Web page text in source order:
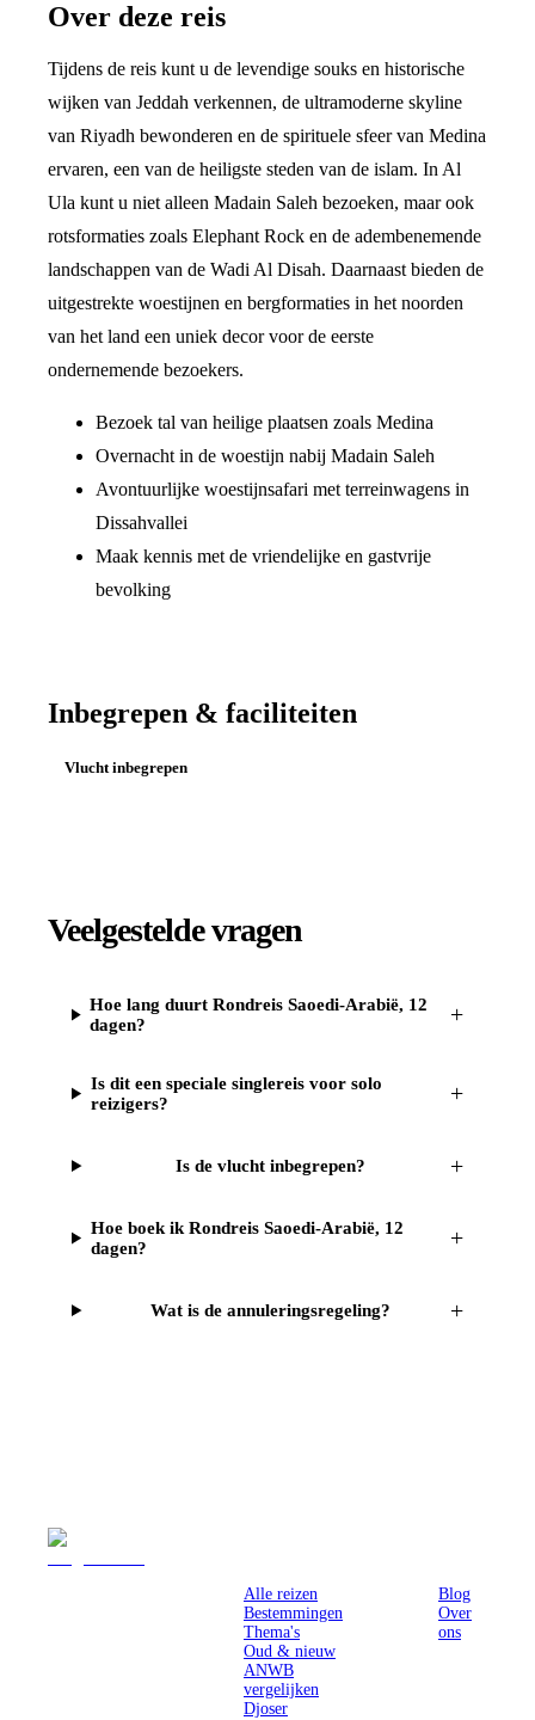
Over deze reis
Tijdens de reis kunt u de levendige souks en historische
wijken van Jeddah verkennen, de ultramoderne skyline
van Riyadh bewonderen en de spirituele sfeer van Medina
ervaren, een van de heiligste steden van de islam. In Al
Ula kunt u niet alleen Madain Saleh bezoeken, maar ook
rotsformaties zoals Elephant Rock en de adembenemende
landschappen van de Wadi Al Disah. Daarnaast bieden de
uitgestrekte woestijnen en bergformaties in het noorden
van het land een uniek decor voor de eerste
ondernemende bezoekers.
Bezoek tal van heilige plaatsen zoals Medina
Overnacht in de woestijn nabij Madain Saleh
Avontuurlijke woestijnsafari met terreinwagens in
Dissahvallei
Maak kennis met de vriendelijke en gastvrije
bevolking
Inbegrepen & faciliteiten
Vlucht inbegrepen
Veelgestelde vragen
Hoe lang duurt Rondreis Saoedi-Arabië, 12
dagen?
+
Is dit een speciale singlereis voor solo
reizigers?
+
Is de vlucht inbegrepen? +
Hoe boek ik Rondreis Saoedi-Arabië, 12
dagen?
+
Wat is de annuleringsregeling? +
Alle reizen
Bestemmingen
Thema's
Oud & nieuw
ANWB
vergelijken
Djoser
Blog
Over
ons